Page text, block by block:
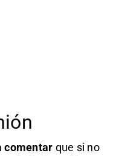
comentar que si no